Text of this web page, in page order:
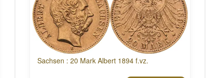
Sachsen : 20 Mark Albert 1894 f.vz.